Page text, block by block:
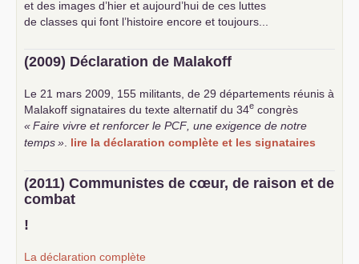
et des images d’hier et aujourd’hui de ces luttes
de classes qui font l’histoire encore et toujours...
(2009) Déclaration de Malakoff
Le 21 mars 2009, 155 militants, de 29 départements réunis à
Malakoff signataires du texte alternatif du 34e congrès
«Faire vivre et renforcer le PCF , une exigence de notre
temps» lire la déclaration complète et les signataires
(2011) Communistes de cœur, de raison et de
combat
!
La déclaration complète